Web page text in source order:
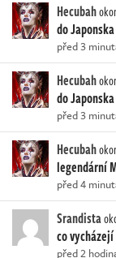
Hecubah
do
před 3
Hecubah
do
před 3
Hecubah
legendární
před 4
Srandista
co
před 2